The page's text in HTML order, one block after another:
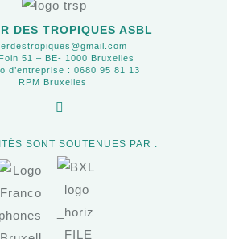
DES TROPIQUES ASBL
51 – BE- 1000 Bruxelles
d’entreprise : 0680 95 81 13
RPM Bruxelles
SONT SOUTENUES PAR :